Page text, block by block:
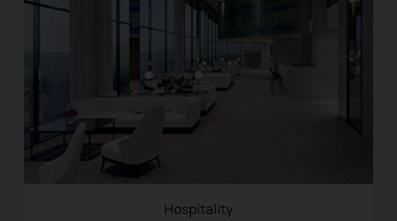
Hospitality